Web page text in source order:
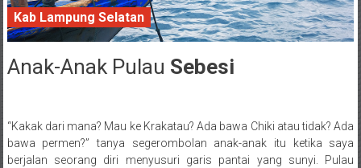
Kab Lampung Selatan
23 February 2017
Anak-Anak Pulau Sebesi
Posted By: wirawan
“Kakak dari mana? Mau ke Krakatau? Ada bawa Chiki atau tidak? Ada
bawa permen?” tanya segerombolan anak-anak itu ketika saya
berjalan seorang diri menyusuri garis pantai yang sunyi. Pulau